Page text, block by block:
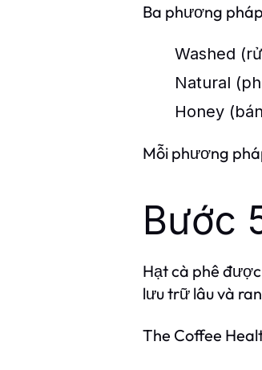
Ba phương
Washed
Natural
Honey
Mỗi phương
Bước
Hạt cà phê
lưu trữ lâu và
The Coffee